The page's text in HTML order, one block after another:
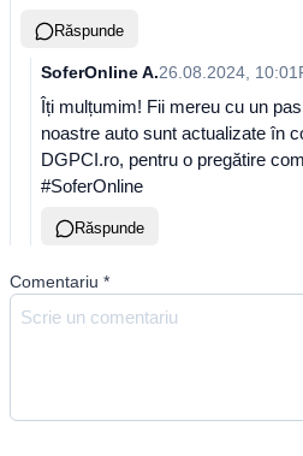
Răspunde
SoferOnline A.26.08.2024, 10:01
Îți mulțumim! Fii mereu cu un
noastre auto sunt actualizate în
DGPCI.ro, pentru o pregătire
#SoferOnline
Răspunde
Comentariu *